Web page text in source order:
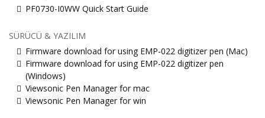
PF0730-I0WW Quick Start Guide
SÜRÜCÜ & YAZILIM
Firmware download for using EMP-022 digitizer pen (Mac)
Firmware download for using EMP-022 digitizer pen
(Windows)
Viewsonic Pen Manager for mac
Viewsonic Pen Manager for win